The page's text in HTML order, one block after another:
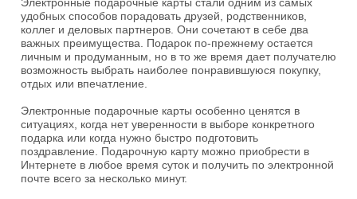
удобных способов порадовать друзей, родственников,
коллег и деловых партнеров. Они сочетают в себе два
важных преимущества. Подарок по-прежнему остается
личным и продуманным, но в то же время дает получателю
возможность выбрать наиболее понравившуюся покупку,
отдых или впечатление.
Электронные подарочные карты особенно ценятся в
ситуациях, когда нет уверенности в выборе конкретного
подарка или когда нужно быстро подготовить
поздравление. Подарочную карту можно приобрести в
Интернете в любое время суток и получить по электронной
почте всего за несколько минут.